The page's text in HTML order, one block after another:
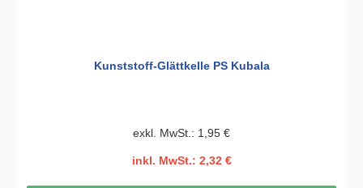
Kunststoff-Glättkelle PS Kubala
exkl. MwSt.: 1,95 €
inkl. MwSt.: 2,32 €